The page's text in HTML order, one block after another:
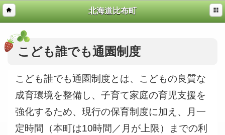
北海道比布町
こども誰でも通園制度
こども誰でも通園制度とは、こどもの良質な
成育環境を整備し、子育て家庭の育児支援を
強化するため、現行の保育制度に加え、月一
定時間（本町は10時間／月が上限）までの利